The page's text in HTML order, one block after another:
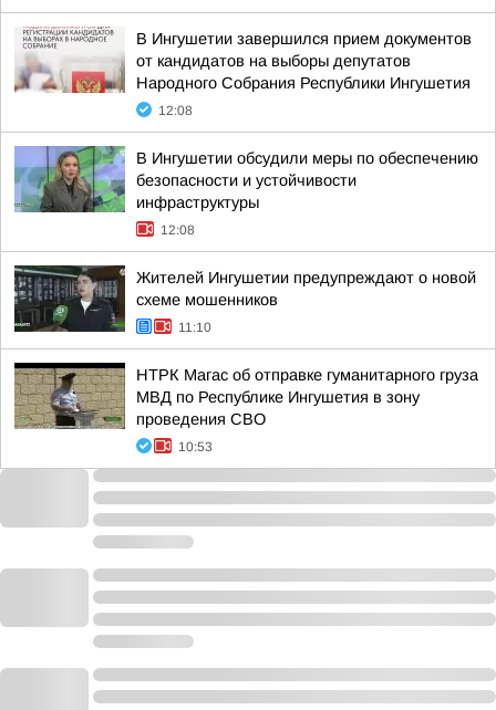
В Ингушетии завершился прием документов
от кандидатов на выборы депутатов
Народного Собрания Республики Ингушетия
12:08
В Ингушетии обсудили меры по обеспечению
безопасности и устойчивости
инфраструктуры
12:08
Жителей Ингушетии предупреждают о новой
схеме мошенников
11:10
НТРК Магас об отправке гуманитарного груза
МВД по Республике Ингушетия в зону
проведения СВО
10:53